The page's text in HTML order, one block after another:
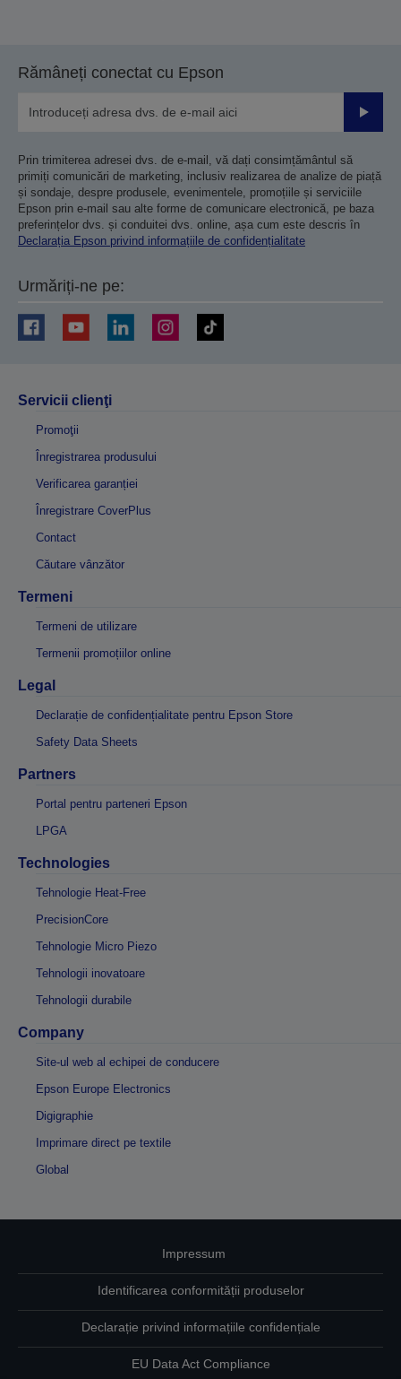
Rămâneți conectat cu Epson
Prin trimiterea adresei dvs. de e-mail, vă dați consimțământul să
primiți comunicări de marketing, inclusiv realizarea de analize de piață
și sondaje, despre produsele, evenimentele, promoțiile și serviciile
Epson prin e-mail sau alte forme de comunicare electronică, pe baza
preferințelor dvs. și conduitei dvs. online, așa cum este descris în
Declarația Epson privind informațiile de confidențialitate
Urmăriți-ne pe:
Servicii clienţi
Promoţii
Înregistrarea produsului
Verificarea garanției
Înregistrare CoverPlus
Contact
Căutare vânzător
Termeni
Termeni de utilizare
Termenii promoțiilor online
Legal
Declarație de confidențialitate pentru Epson Store
Safety Data Sheets
Partners
Portal pentru parteneri Epson
LPGA
Technologies
Tehnologie Heat-Free
PrecisionCore
Tehnologie Micro Piezo
Tehnologii inovatoare
Tehnologii durabile
Company
Site-ul web al echipei de conducere
Epson Europe Electronics
Digigraphie
Imprimare direct pe textile
Global
Impressum
Identificarea conformității produselor
Declarație privind informațiile confidențiale
EU Data Act Compliance